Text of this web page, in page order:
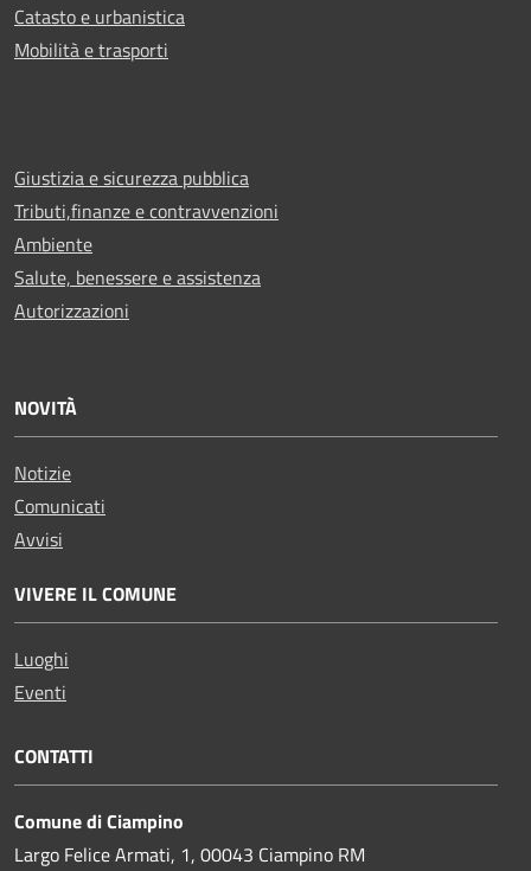
Catasto e urbanistica
Mobilità e trasporti
Giustizia e sicurezza pubblica
Tributi,finanze e contravvenzioni
Ambiente
Salute, benessere e assistenza
Autorizzazioni
NOVITÀ
Notizie
Comunicati
Avvisi
VIVERE IL COMUNE
Luoghi
Eventi
CONTATTI
Comune di Ciampino
Largo Felice Armati, 1, 00043 Ciampino RM